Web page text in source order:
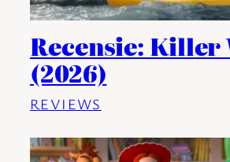
Recensie: Killer
(2026)
REVIEWS